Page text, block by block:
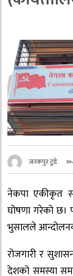
जनकपुर टुडे
नेकपा एकीकृत
घोषणा गरेको छ।
भुसालले
रोजगारी र
देशको समस्या